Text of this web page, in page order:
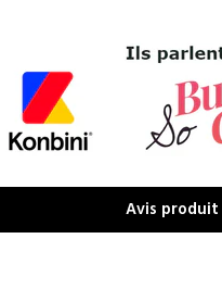
Avis produit